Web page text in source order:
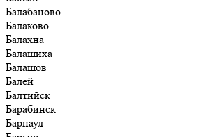
Балабаново
Балаково
Балахна
Балашиха
Балашов
Балей
Балтийск
Барабинск
Барнаул